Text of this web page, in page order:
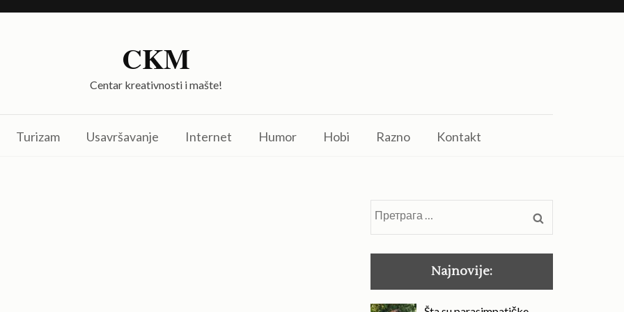
CKM
Centar kreativnosti i mašte!
Turizam Usavršavanje Internet Humor Hobi Razno Kontakt
Претрага
за:
Najnovije: